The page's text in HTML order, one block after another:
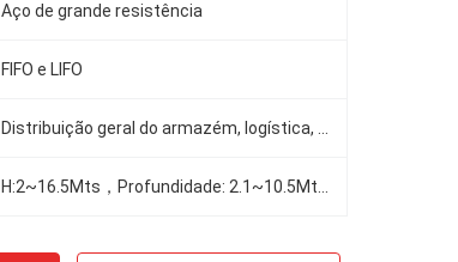
Aço de grande resistência
FIFO e LIFO